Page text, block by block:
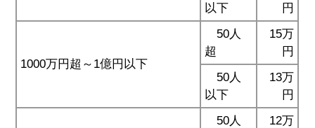
以下
円
1000万円超～1億円以下
50人
超
15万
円
50人
以下
13万
円
50人
12万